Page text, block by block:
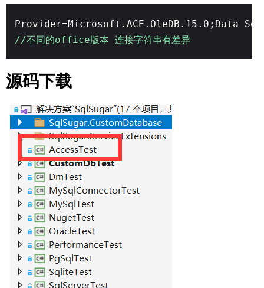
Provider=Microsoft.ACE.OleDB.15.0;Data
//不同的office版本 连接字符串有差异
源码下载